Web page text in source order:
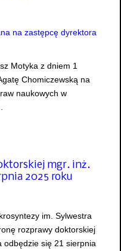
Motyka z dniem 1
Chomiczewską na
naukowych w
mgr. inż.
2025 roku
im. Sylwestra
rozprawy doktorskiej
odbędzie się 21 sierpnia